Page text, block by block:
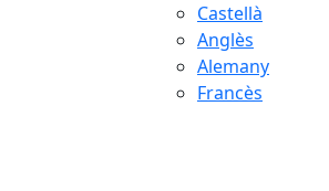
Castellà
Anglès
Alemany
Francès